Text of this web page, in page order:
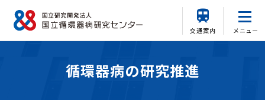
交通案内 メニュー
循環器病の研究推進